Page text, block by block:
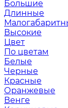
Большие
Длинные
Высокие
Цвет
По цветам
Белые
Черные
Красные
Оранжевые
Венге